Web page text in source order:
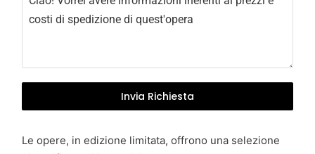
9
Invia Richiesta
Le opere, in edizione limitata, offrono una selezione